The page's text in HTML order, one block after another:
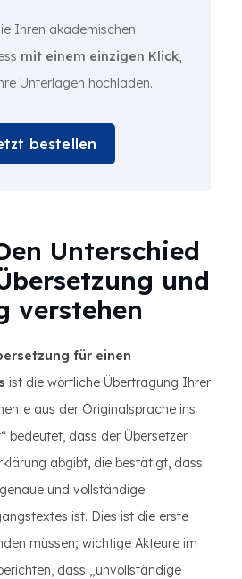
Ihren akademischen
mit einem einzigen Klick,
Unterlagen hochladen.
bestellen
Unterschied
und
verstehen
für einen
ist die wörtliche Übertragung Ihrer
aus der Originalsprache ins
bedeutet, dass der Übersetzer
abgibt, die bestätigt, dass
und vollständige
ist. Dies ist die erste
müssen; wichtige Akteure im
dass „unvollständige